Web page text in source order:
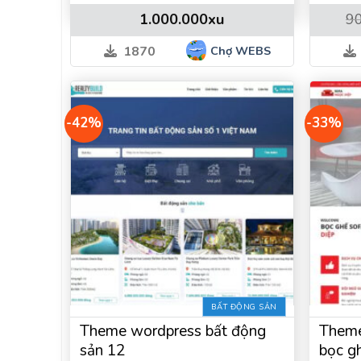
Mẫu website review, affiliate sản
Đây là mẫu website mà nhất định bạn phải
Accesstrade với nhiều tính năng cực kỳ hay
Mẫu website review, affiliate sản
Phù hợp làm website giới thiệu dịch vụ,
Bố Cục Giao diện hiện đại đẹp tuyệt vời
SEO Google cực tốt, load tốc độ nhanh.
1.000.000xu
1870 Chợ WEBS
-42%
BẤT ĐỘNG SẢN
Theme wordpress bất động
sản 12
-33%
bọc